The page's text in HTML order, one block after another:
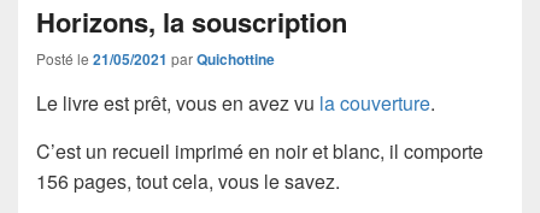
Horizons, la souscription
Posté le 21/05/2021 parQuichottine
Le livre est prêt, vous en avez vu la couverture.
C’est un recueil imprimé en noir et blanc, il comporte
156 pages, tout cela, vous le savez.